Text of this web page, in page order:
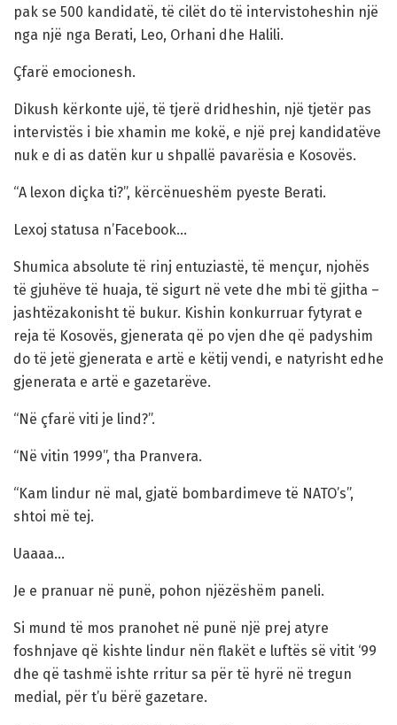
pak se 500 kandidatë, të cilët do të intervistoheshin një
nga një nga Berati, Leo, Orhani dhe Halili.
Çfarë emocionesh.
Dikush kërkonte ujë, të tjerë dridheshin, një tjetër pas
intervistës i bie xhamin me kokë, e një prej kandidatëve
nuk e di as datën kur u shpallë pavarësia e Kosovës.
“A lexon diçka ti?”, kërcënueshëm pyeste Berati.
Lexoj statusa n’Facebook…
Shumica absolute të rinj entuziastë, të mençur, njohës
të gjuhëve të huaja, të sigurt në vete dhe mbi të gjitha –
jashtëzakonisht të bukur. Kishin konkurruar fytyrat e
reja të Kosovës, gjenerata që po vjen dhe që padyshim
do të jetë gjenerata e artë e këtij vendi, e natyrisht edhe
gjenerata e artë e gazetarëve.
“Në çfarë viti je lind?”.
“Në vitin 1999”, tha Pranvera.
“Kam lindur në mal, gjatë bombardimeve të NATO’s”,
shtoi më tej.
Uaaaa…
Je e pranuar në punë, pohon njëzëshëm paneli.
Si mund të mos pranohet në punë një prej atyre
foshnjave që kishte lindur nën flakët e luftës së vitit ‘99
dhe që tashmë ishte rritur sa për të hyrë në tregun
medial, për t’u bërë gazetare.